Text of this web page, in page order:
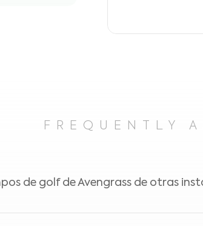
FREQUENTLY
de golf de Avengrass de otras